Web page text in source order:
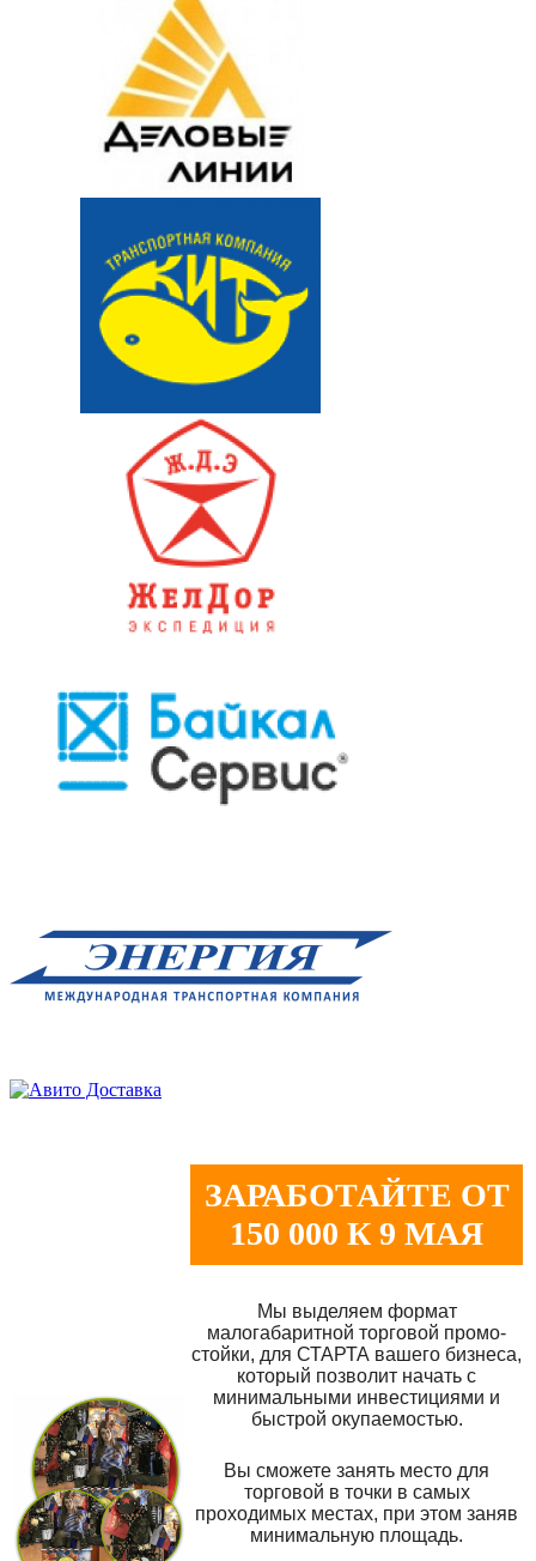
ЗАРАБОТАЙТЕ ОТ
150 000 К 9 МАЯ
Мы выделяем формат
малогабаритной торговой промо-
стойки, для СТАРТА вашего бизнеса,
который позволит начать с
минимальными инвестициями и
быстрой окупаемостью.
Вы сможете занять место для
торговой в точки в самых
проходимых местах, при этом заняв
минимальную площадь.